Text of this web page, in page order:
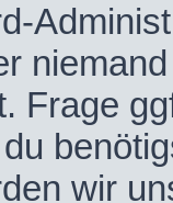
Frage
wir